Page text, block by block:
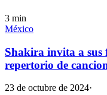
3 min
México
Shakira invita a sus
repertorio de
23 de octubre de 2024·